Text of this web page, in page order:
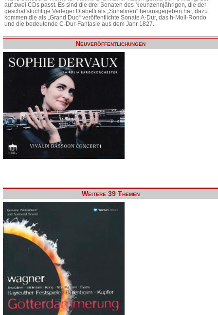
auf zwei CDs passt. Es sind die drei Sonaten des Neunzehnjährigen, die der
geschäftstüchtige Verleger Diabelli als „Sonatinen“ herausgegeben hat, dazu
kommen die als „Grand Duo“ veröffentlichte Sonate A-Dur, das h-Moll-Rondo
und die bedeutende C-Dur-Fantasie aus dem Jahr 1827.
Neuveröffentlichungen
Weitere 39 Themen